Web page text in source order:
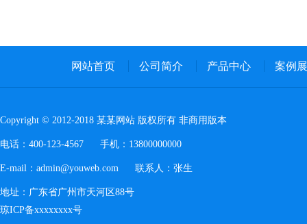
网站首页 公司简介 产品中心 案例
Copyright © 2012-2018 某某网站 版权所有 非商用版本
电话：400-123-4567 手机：13800000000
E-mail：admin@youweb.com 联系人：张生
地址：广东省广州市天河区88号
琼ICP备xxxxxxxx号